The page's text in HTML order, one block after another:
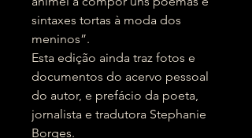
sintaxes tortas à moda dos
meninos”.
Esta edição ainda traz fotos e
documentos do acervo pessoal
do autor, e prefácio da poeta,
jornalista e tradutora Stephanie
Borges.